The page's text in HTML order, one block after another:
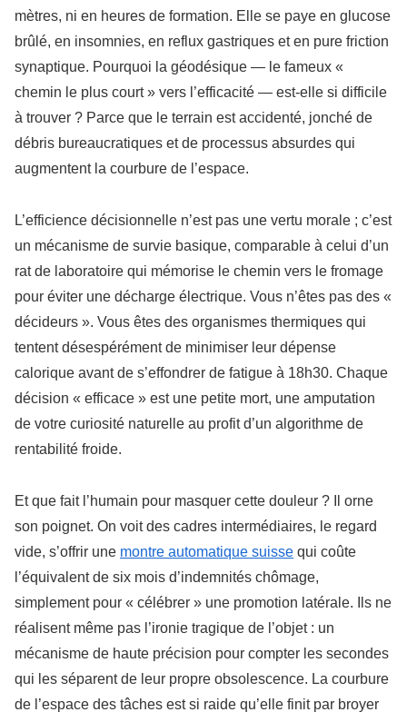
mètres, ni en heures de formation. Elle se paye en glucose
brûlé, en insomnies, en reflux gastriques et en pure friction
synaptique. Pourquoi la géodésique — le fameux «
chemin le plus court » vers l’efficacité — est-elle si difficile
à trouver ? Parce que le terrain est accidenté, jonché de
débris bureaucratiques et de processus absurdes qui
augmentent la courbure de l’espace.
L’efficience décisionnelle n’est pas une vertu morale ; c’est
un mécanisme de survie basique, comparable à celui d’un
rat de laboratoire qui mémorise le chemin vers le fromage
pour éviter une décharge électrique. Vous n’êtes pas des «
décideurs ». Vous êtes des organismes thermiques qui
tentent désespérément de minimiser leur dépense
calorique avant de s’effondrer de fatigue à 18h30. Chaque
décision « efficace » est une petite mort, une amputation
de votre curiosité naturelle au profit d’un algorithme de
rentabilité froide.
Et que fait l’humain pour masquer cette douleur ? Il orne
son poignet. On voit des cadres intermédiaires, le regard
vide, s’offrir une montre automatique suisse qui coûte
l’équivalent de six mois d’indemnités chômage,
simplement pour « célébrer » une promotion latérale. Ils ne
réalisent même pas l’ironie tragique de l’objet : un
mécanisme de haute précision pour compter les secondes
qui les séparent de leur propre obsolescence. La courbure
de l’espace des tâches est si raide qu’elle finit par broyer